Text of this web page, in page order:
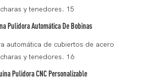
Pulidora Automática De Bobinas
Pulidora CNC Personalizable